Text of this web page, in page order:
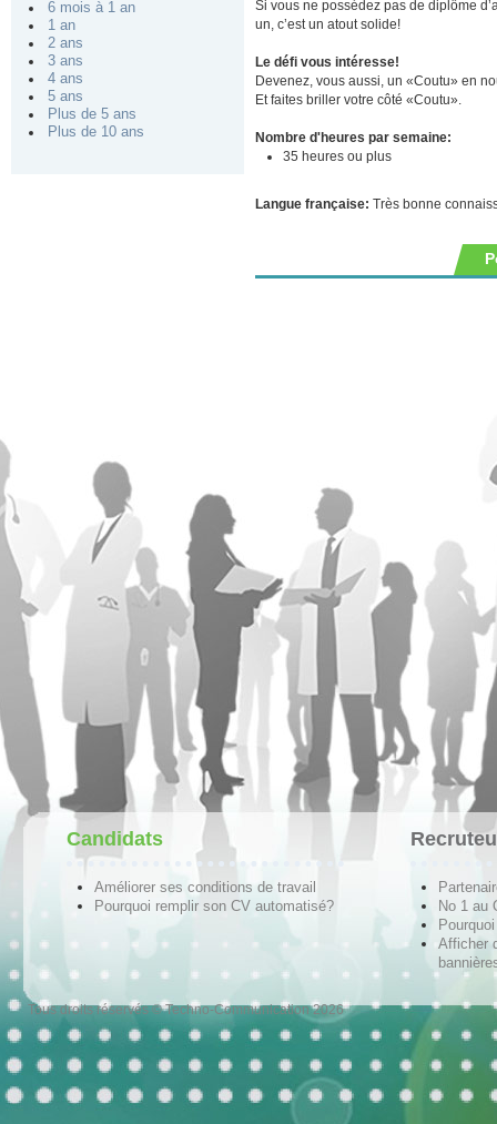
6 mois à 1 an
1 an
2 ans
3 ans
4 ans
5 ans
Plus de 5 ans
Plus de 10 ans
Si vous ne possédez pas de diplôme
un, c’est un atout solide!
Le défi vous intéresse!
Devenez, vous aussi, un «Coutu» en
Et faites briller votre côté «Coutu».
Nombre d'heures par semaine:
35 heures ou plus
Langue française: Très bonne
Candidats
Améliorer ses conditions de travail
Pourquoi remplir son CV automatisé?
No 1 au
Afficher
Tous droits réservés © Techno-Communication 2026